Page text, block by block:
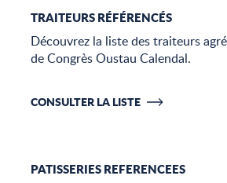
TRAITEURS RÉFÉRENCÉS
Découvrez la liste des traiteurs
de Congrès Oustau Calendal.
CONSULTER LA LISTE
PATISSERIES REFERENCEES